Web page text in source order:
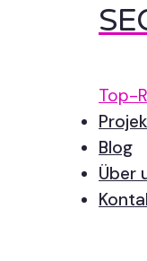
Top-
Blog
Über